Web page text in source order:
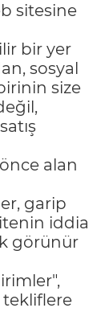
sitesine
bir yer
sosyal
size
alan
garip
iddia
görünür
tekliflere